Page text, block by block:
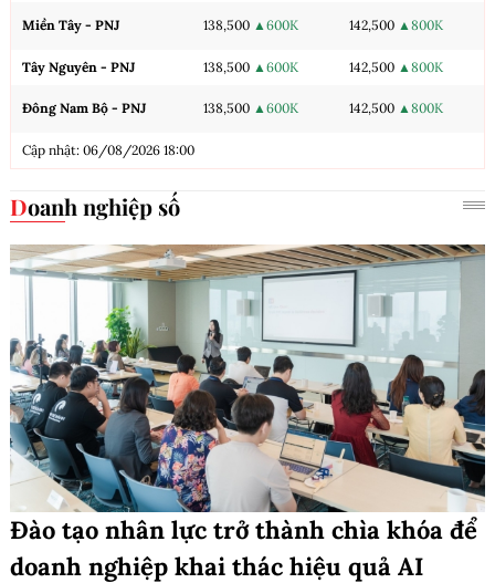
Miền Tây - PNJ 138,500 ▲600K 142,500 ▲800K
Tây Nguyên - PNJ 138,500 ▲600K 142,500 ▲800K
Đông Nam Bộ - PNJ 138,500 ▲600K 142,500 ▲800K
Cập nhật: 06/08/2026 18:00
Doanh nghiệp số
Đào tạo nhân lực trở thành chìa khóa để
doanh nghiệp khai thác hiệu quả AI